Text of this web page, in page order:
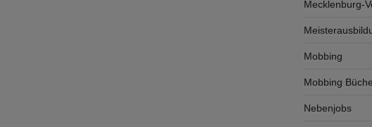
Mecklenburg-
Mobbing
Mobbing
Nebenjobs